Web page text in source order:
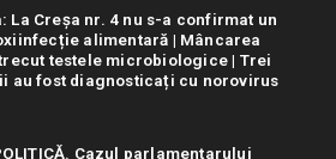
La Creșa nr. 4 nu s-a confirmat un
alimentară | Mâncarea
testele microbiologice | Trei
au fost diagnosticați cu norovirus
Cazul parlamentarului